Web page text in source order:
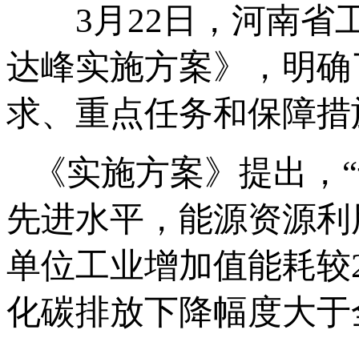
3月22日，河南省工
达峰实施方案》，明
求、重点任务和保障
《实施方案》提出
先进水平，能源资源
单位工业增加值能耗
化碳排放下降幅度大